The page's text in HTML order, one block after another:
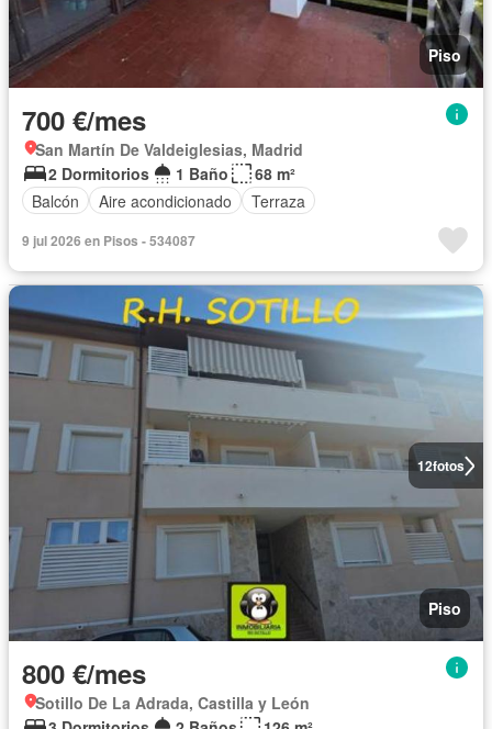
Piso
700 €/mes
San Martín De Valdeiglesias, Madrid
2 Dormitorios
1 Baño
68 m²
Balcón
Aire acondicionado Terraza
9 jul 2026 en Pisos - 534087
12fotos
Piso
800 €/mes
Sotillo De La Adrada, Castilla y León